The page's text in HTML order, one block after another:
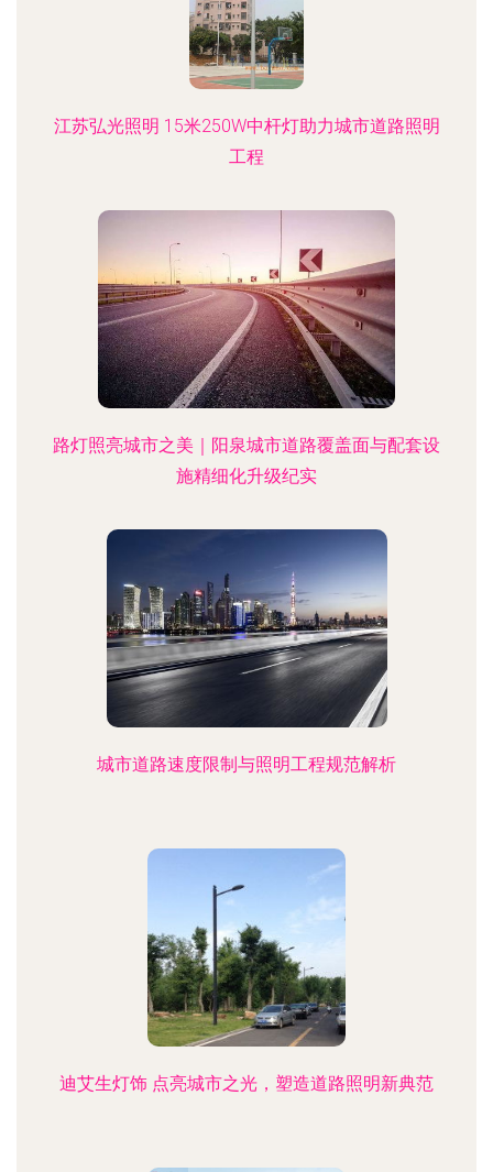
江苏弘光照明 15米250W中杆灯助力城市道路照明
工程
路灯照亮城市之美｜阳泉城市道路覆盖面与配套设
施精细化升级纪实
城市道路速度限制与照明工程规范解析
迪艾生灯饰 点亮城市之光，塑造道路照明新典范